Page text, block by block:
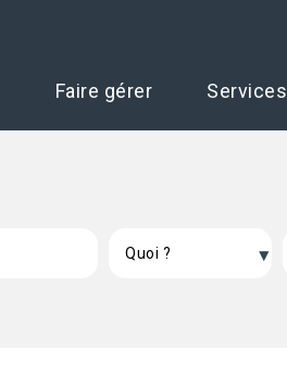
Faire gérer Services